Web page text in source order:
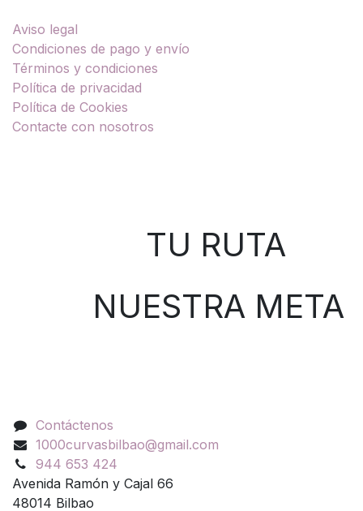
Aviso legal
Condiciones de pago y envío
Términos y condiciones
Política de privacidad
Política de Cookies
Contacte con nosotros
TU RUTA
NUESTRA META
Contáctenos
1000curvasbilbao@gmail.com
944 653 424
Avenida Ramón y Cajal 66
48014 Bilbao